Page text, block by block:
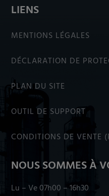
LIENS
MENTIONS LÉGALES
DÉCLARATION DE
PLAN DU SITE
OUTIL DE SUPPORT
CONDITIONS DE VENTE
NOUS SOMMES À
Lu – Ve 07h00 – 16h30